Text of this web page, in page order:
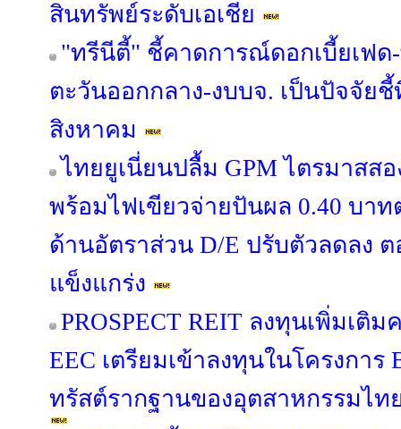
สินทรัพย์ระดับเอเชีย
"ทรีนีตี้" ชี้คาดการณ์ดอกเบี้ยเฟ
ตะวันออกกลาง-งบบจ. เป็นปัจจัย
สิงหาคม
ไทยยูเนี่ยนปลื้ม GPM ไตรมาสส
พร้อมไฟเขียวจ่ายปันผล 0.40 บา
ด้านอัตราส่วน D/E ปรับตัวลดลง ต
แข็งแกร่ง
PROSPECT REIT ลงทุนเพิ่มเติ
EEC เตรียมเข้าลงทุนในโครงการ
ทรัสต์รากฐานของอุตสาหกรรมไท